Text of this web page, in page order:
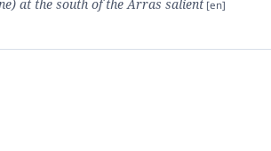
at the south of the Arras salient